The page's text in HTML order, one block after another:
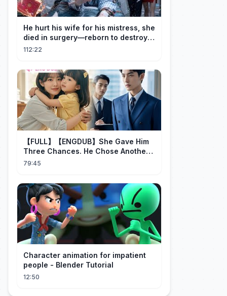
He hurt his wife for his mistress, she
died in surgery—reborn to destroy
him!
112:22
【FULL】【ENGDUB】She Gave Him
Three Chances. He Chose Another
Man's Daughter.#cdrama
79:45
Character animation for impatient
people - Blender Tutorial
12:50